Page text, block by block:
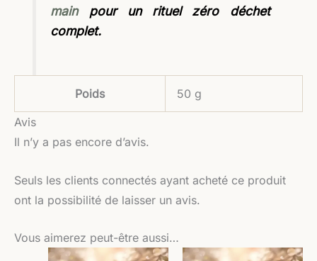
mainpour un rituel zéro déchet
complet.
Poids
50 g
Avis
Il n’y a pas encore d’avis.
Seuls les clients connectés ayant acheté ce produit
ont la possibilité de laisser un avis.
Vous aimerez peut-être aussi…